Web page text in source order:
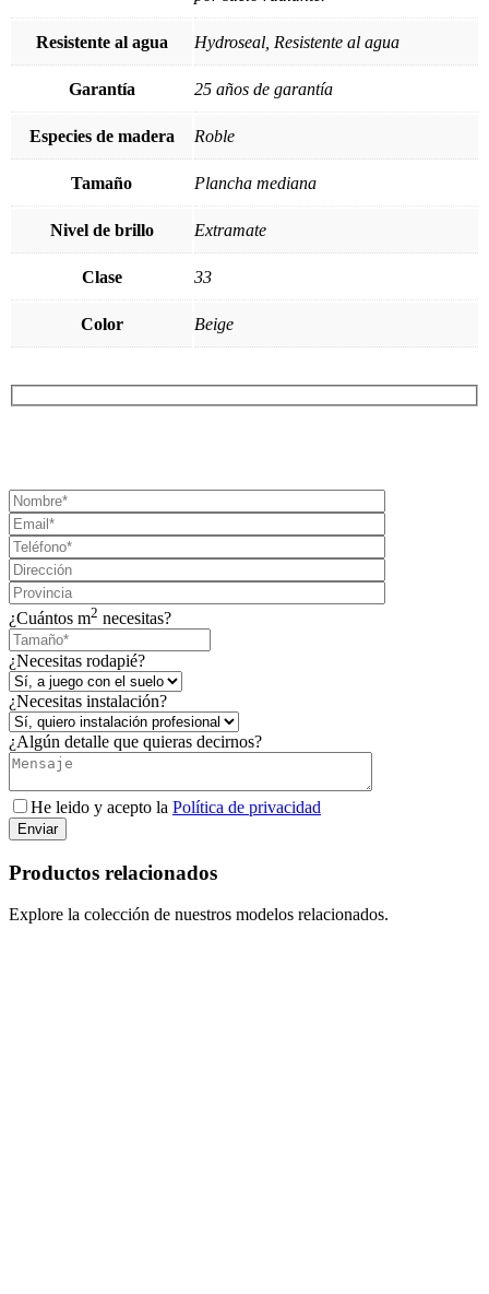
Resistente al agua Hydroseal, Resistente al agua
Garantía 25 años de garantía
Especies de madera Roble
Tamaño Plancha mediana
Nivel de brillo Extramate
Clase 33
Color Beige
¿Cuántos m2 necesitas?
¿Necesitas rodapié?
¿Necesitas instalación?
¿Algún detalle que quieras decirnos?
He leido y acepto la Política de privacidad
Enviar
Productos relacionados
Explore la colección de nuestros modelos relacionados.